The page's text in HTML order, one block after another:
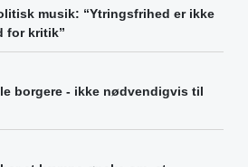
musik: “Ytringsfrihed er ikke
for kritik”
borgere - ikke nødvendigvis til